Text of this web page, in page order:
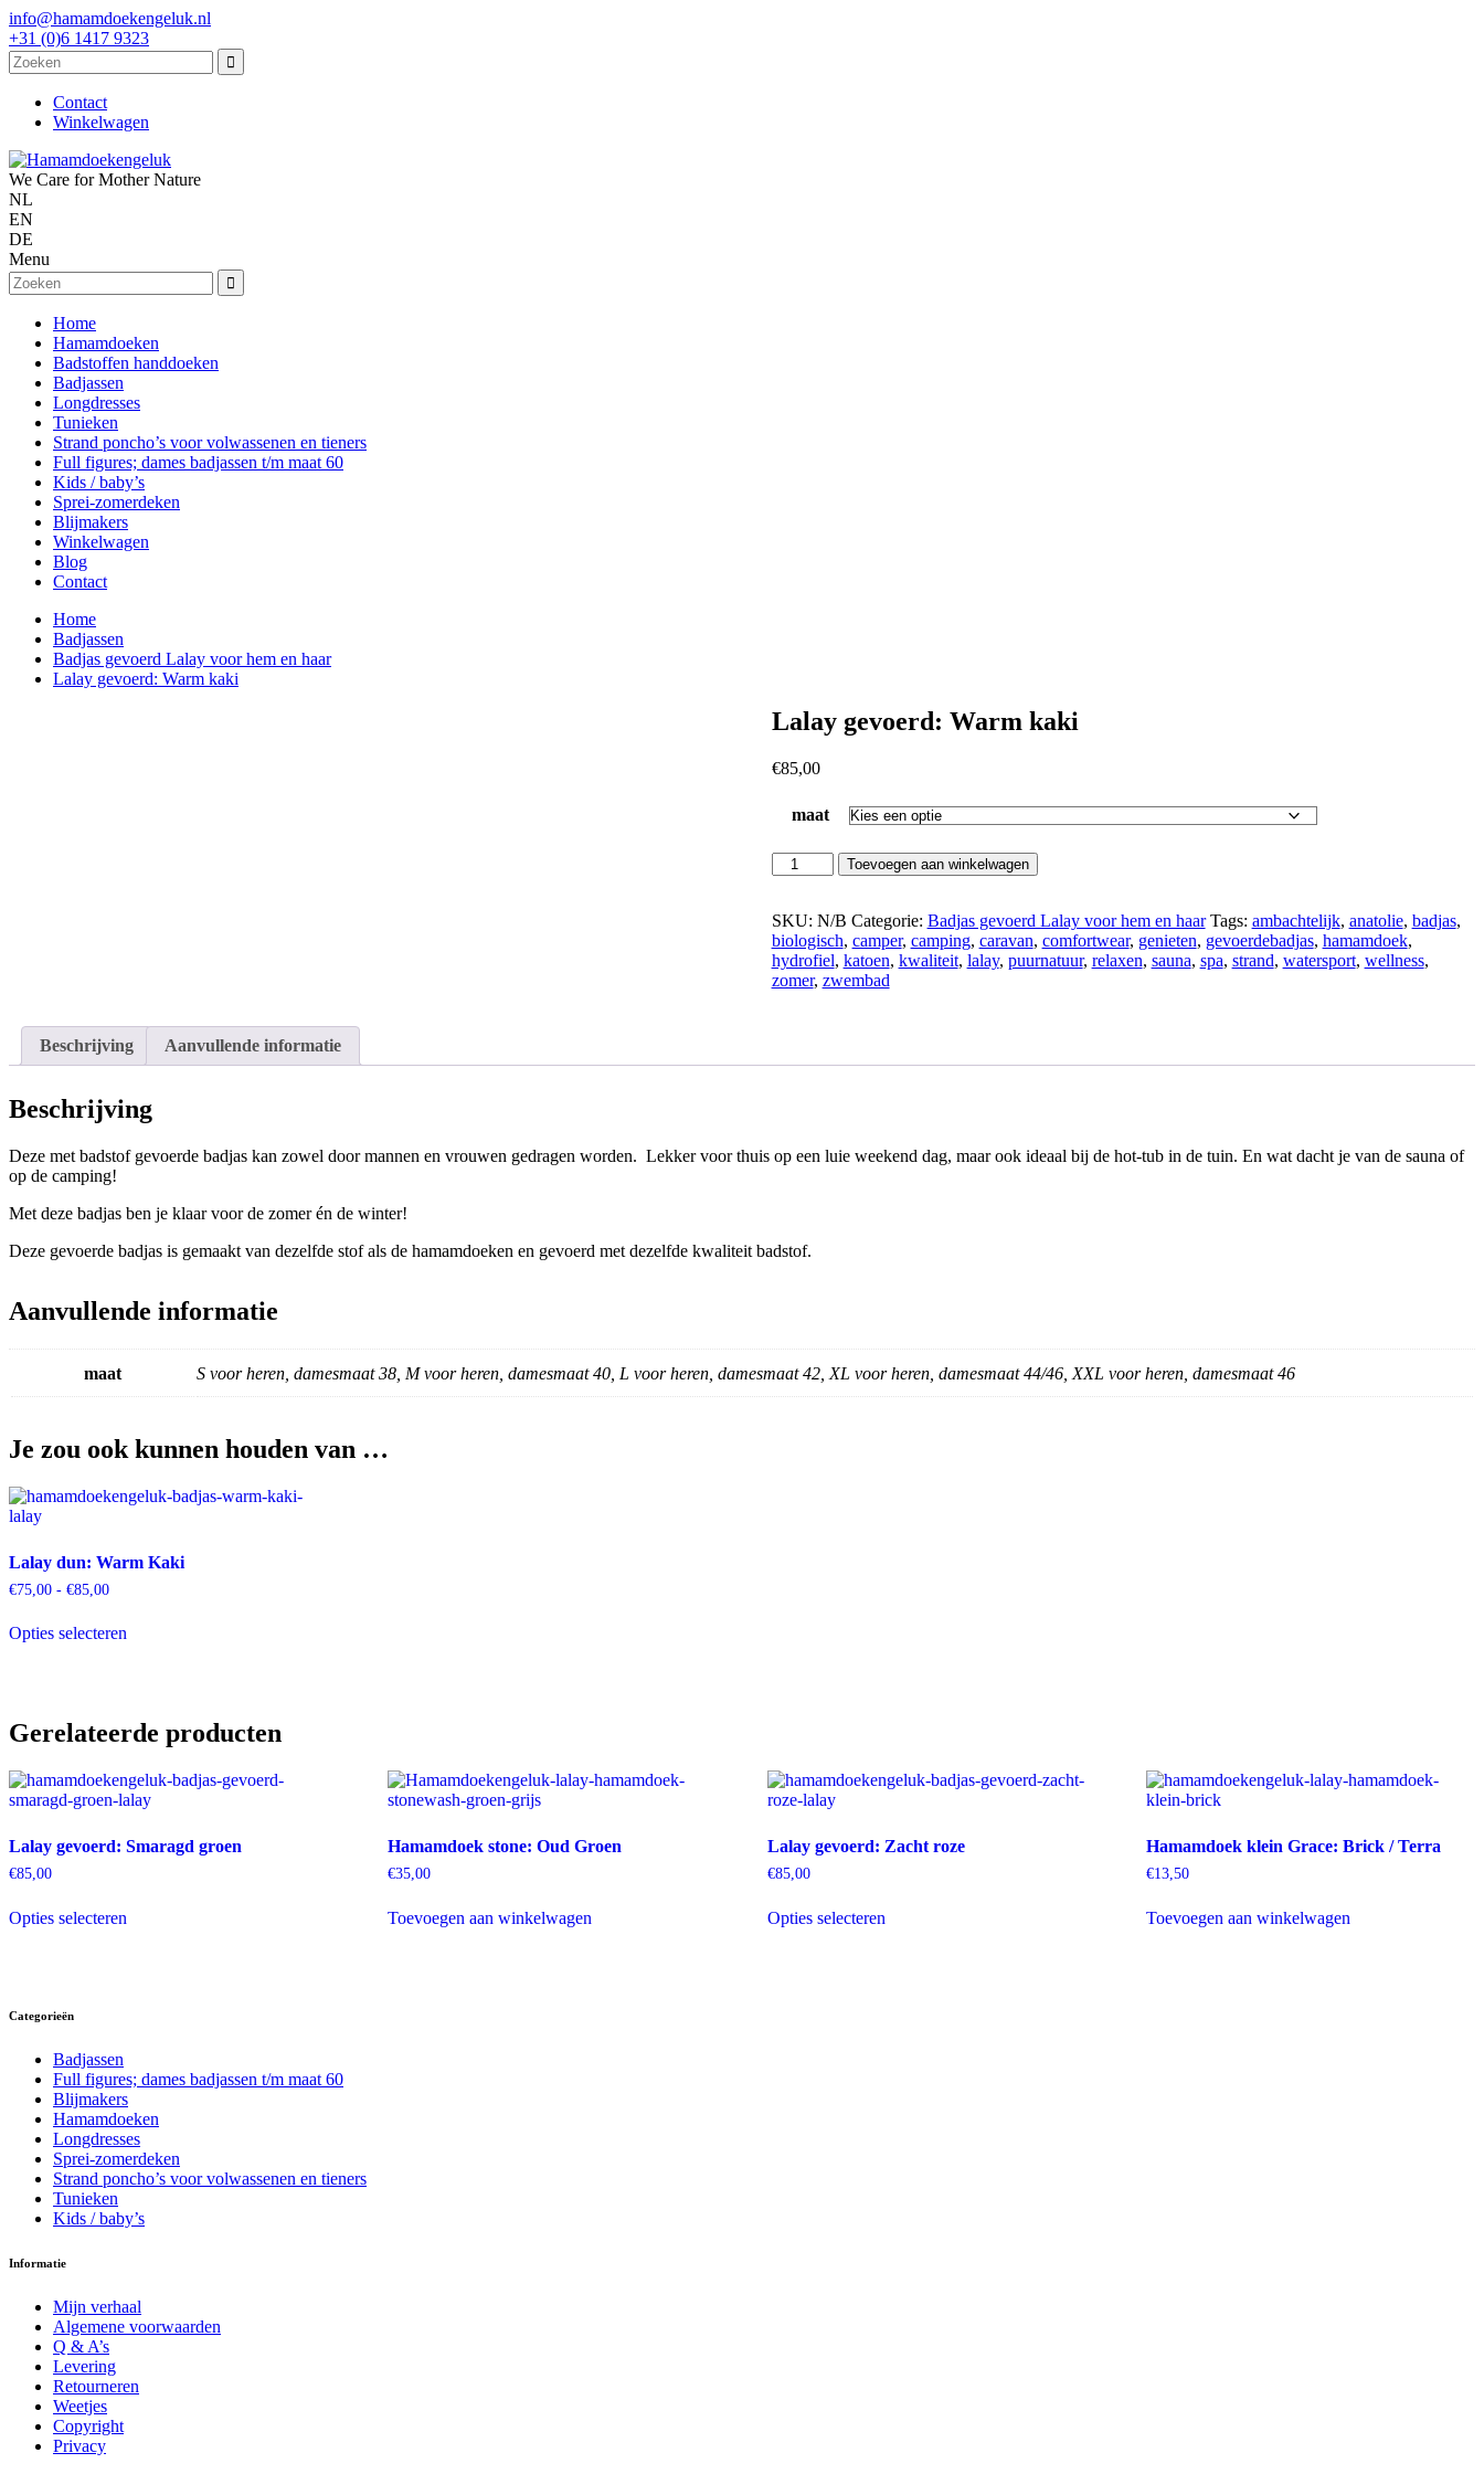
info@hamamdoekengeluk.nl
+31 (0)6 1417 9323
Contact
Winkelwagen
We Care for Mother Nature
NL
EN
DE
Menu
Home
Hamamdoeken
Badstoffen handdoeken
Badjassen
Longdresses
Tunieken
Strand poncho’s voor volwassenen en tieners
Full figures; dames badjassen t/m maat 60
Kids / baby’s
Sprei-zomerdeken
Blijmakers
Winkelwagen
Blog
Contact
Home
Badjassen
Badjas gevoerd Lalay voor hem en haar
Lalay gevoerd: Warm kaki
Lalay gevoerd: Warm kaki
€85,00
maat
Lalay
gevoerd:
kaki
aantal
Toevoegen aan winkelwagen
SKU: N/B Categorie: Badjas gevoerd Lalay voor hem en haar Tags: ambachtelijk, anatolie, badjas,
biologisch, camper, camping, caravan, comfortwear, genieten, gevoerdebadjas, hamamdoek,
hydrofiel, katoen, kwaliteit, lalay, puurnatuur, relaxen, sauna, spa, strand, watersport, wellness,
zomer, zwembad
Beschrijving Aanvullende informatie
Beschrijving
Deze met badstof gevoerde badjas kan zowel door mannen en vrouwen gedragen worden. Lekker voor thuis op een luie weekend dag, maar ook ideaal bij de hot-tub in de tuin. En wat dacht je van de sauna of
op de camping!
Met deze badjas ben je klaar voor de zomer én de winter!
Deze gevoerde badjas is gemaakt van dezelfde stof als de hamamdoeken en gevoerd met dezelfde kwaliteit badstof.
Aanvullende informatie
maat S voor heren, damesmaat 38, M voor heren, damesmaat 40, L voor heren, damesmaat 42, XL voor heren, damesmaat 44/46, XXL voor heren, damesmaat 46
Je zou ook kunnen houden van …
Lalay dun: Warm Kaki
€75,00 - €85,00Prijsklasse:
€85,00
Opties selecterenproduct
optie
gekozen
worden
op
productpagina
Gerelateerde producten
Lalay gevoerd: Smaragd groen
€85,00
Opties selecterenproduct
worden
op
de
productpagina
Hamamdoek stone: Oud Groen
€35,00
Toevoegen aan winkelwagen
Lalay gevoerd: Zacht roze
€85,00
Opties selecterenproduct
Hamamdoek klein Grace: Brick / Terra
€13,50
Toevoegen aan winkelwagen
Categorieën
Badjassen
Full figures; dames badjassen t/m maat 60
Blijmakers
Hamamdoeken
Longdresses
Sprei-zomerdeken
Strand poncho’s voor volwassenen en tieners
Tunieken
Kids / baby’s
Informatie
Mijn verhaal
Algemene voorwaarden
Q & A’s
Levering
Retourneren
Weetjes
Copyright
Privacy